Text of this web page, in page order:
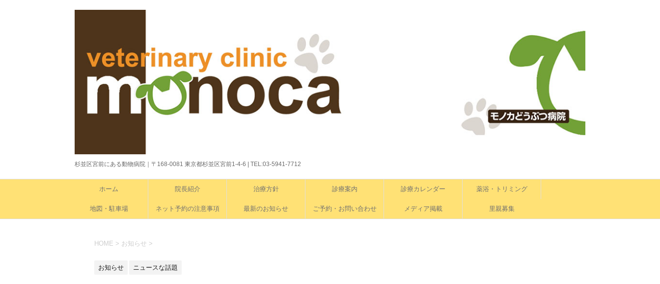
杉並区宮前にある動物病院｜〒168-0081 東京都杉並区宮前1-4-6 | TEL:03-5941-7712
ホーム 院長紹介 治療方針 診療案内 診療カレンダー 薬浴・トリミング
地図・駐車場 ネット予約の注意事項 最新のお知らせ ご予約・お問い合わせ メディア掲載 里親募集
HOME > お知らせ >
お知らせ ニュースな話題